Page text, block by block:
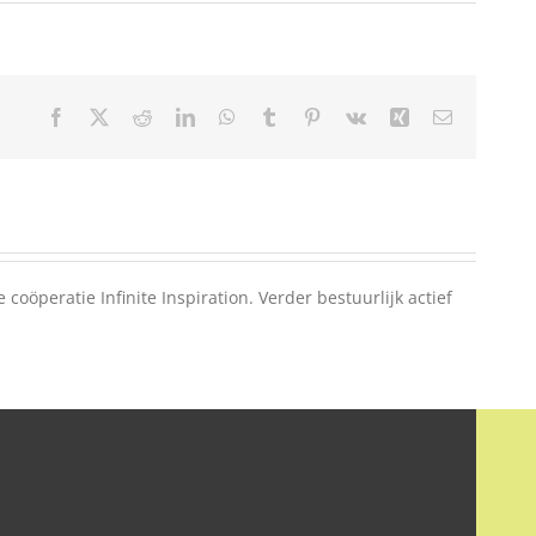
Facebook RedditLinkedInWhatsApp
Tumblr Pinterest
Vk Xing E-
coöperatie Infinite Inspiration. Verder bestuurlijk actief